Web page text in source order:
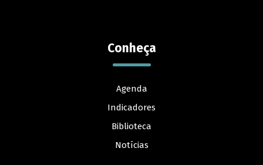
Conheça
Agenda
Indicadores
Biblioteca
Notícias